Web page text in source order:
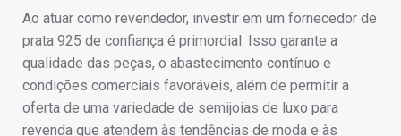
Ao atuar como revendedor, investir em um fornecedor de
prata 925 de confiança é primordial. Isso garante a
qualidade das peças, o abastecimento contínuo e
condições comerciais favoráveis, além de permitir a
oferta de uma variedade de semijoias de luxo para
revenda que atendem às tendências de moda e às